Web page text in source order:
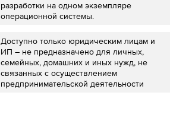
разработки на одном экземпляре
операционной системы.
Доступно только юридическим лицам и
ИП – не предназначено для личных,
семейных, домашних и иных нужд, не
связанных с осуществлением
предпринимательской деятельности